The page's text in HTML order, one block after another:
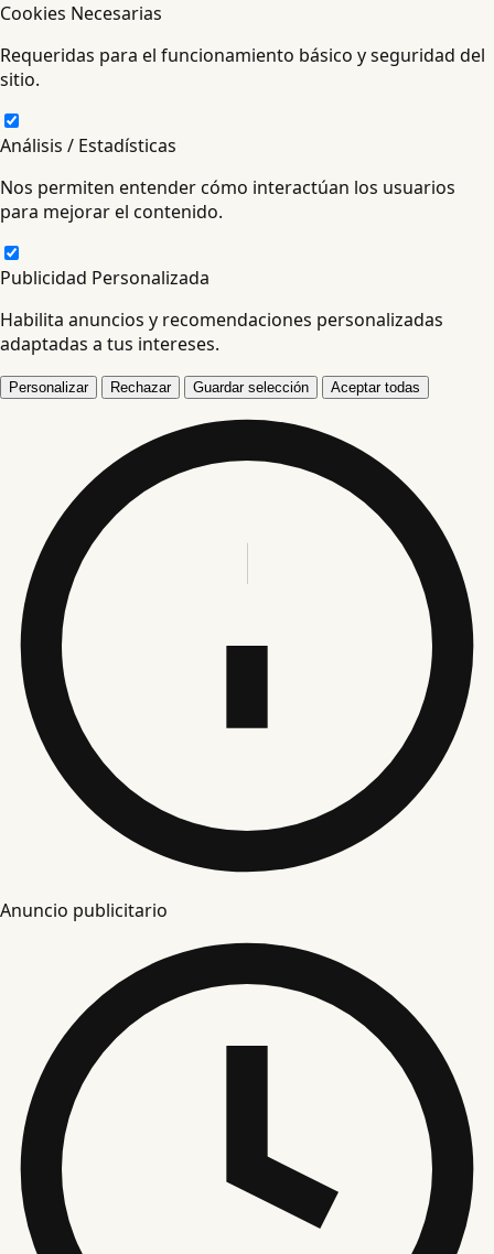
Cookies Necesarias
Requeridas para el funcionamiento básico y seguridad del
sitio.
Análisis / Estadísticas
Nos permiten entender cómo interactúan los usuarios
para mejorar el contenido.
Publicidad Personalizada
Habilita anuncios y recomendaciones personalizadas
adaptadas a tus intereses.
Personalizar Rechazar Guardar selección Aceptar todas
Anuncio publicitario